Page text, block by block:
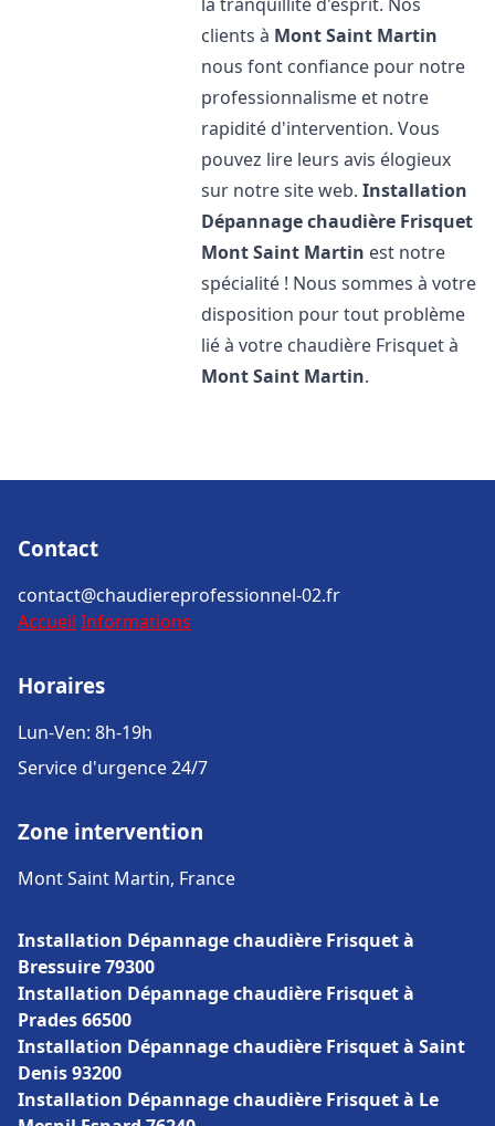
clients à Mont Saint Martin
nous font confiance pour notre
professionnalisme et notre
rapidité d'intervention. Vous
pouvez lire leurs avis élogieux
sur notre site web.Installation
Dépannage chaudière Frisquet
Mont Saint Martin est notre
spécialité ! Nous sommes à votre
disposition pour tout problème
lié à votre chaudière Frisquet à
Mont Saint Martin.
Contact
contact@chaudiereprofessionnel-02.fr
Accueil Informations
Horaires
Lun-Ven: 8h-19h
Service d'urgence 24/7
Zone intervention
Mont Saint Martin, France
Installation Dépannage chaudière Frisquet à
Bressuire 79300
Installation Dépannage chaudière Frisquet à
Prades 66500
Installation Dépannage chaudière Frisquet à Saint
Denis 93200
Installation Dépannage chaudière Frisquet à Le